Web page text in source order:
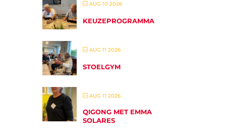
AUG 10 2026
KEUZEPROGRAMMA
AUG 11 2026
STOELGYM
AUG 11 2026
QIGONG MET EMMA
SOLARES